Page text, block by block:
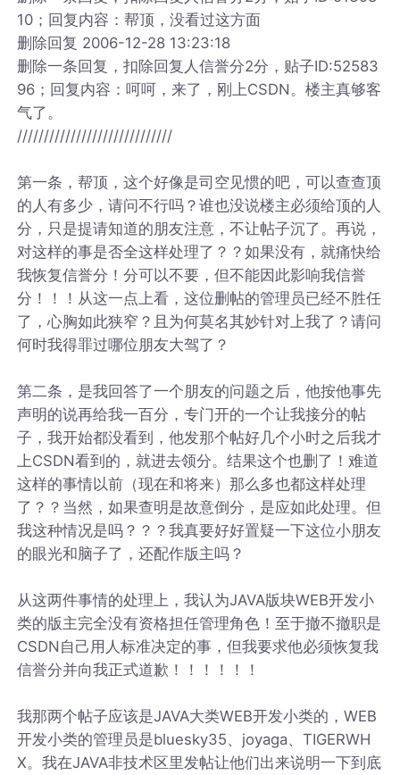
10；回复内容：帮顶，没看过这方面
删除回复 2006-12-28 13:23:18
删除一条回复，扣除回复人信誉分2分，贴子ID:52583
96；回复内容：呵呵，来了，刚上CSDN。楼主真够客
气了。
/////////////////////////////
第一条，帮顶，这个好像是司空见惯的吧，可以查查顶
的人有多少，请问不行吗？谁也没说楼主必须给顶的人
分，只是提请知道的朋友注意，不让帖子沉了。再说，
对这样的事是否全这样处理了？？如果没有，就痛快给
我恢复信誉分！分可以不要，但不能因此影响我信誉
分！！！从这一点上看，这位删帖的管理员已经不胜任
了，心胸如此狭窄？且为何莫名其妙针对上我了？请问
何时我得罪过哪位朋友大驾了？
第二条，是我回答了一个朋友的问题之后，他按他事先
声明的说再给我一百分，专门开的一个让我接分的帖
子，我开始都没看到，他发那个帖好几个小时之后我才
上CSDN看到的，就进去领分。结果这个也删了！难道
这样的事情以前（现在和将来）那么多也都这样处理
了？？当然，如果查明是故意倒分，是应如此处理。但
我这种情况是吗？？？我真要好好置疑一下这位小朋友
的眼光和脑子了，还配作版主吗？
从这两件事情的处理上，我认为JAVA版块WEB开发小
类的版主完全没有资格担任管理角色！至于撤不撤职是
CSDN自己用人标准决定的事，但我要求他必须恢复我
信誉分并向我正式道歉！！！！！！
我那两个帖子应该是JAVA大类WEB开发小类的，WEB
开发小类的管理员是bluesky35、joyaga、TIGERWH
X。我在JAVA非技术区里发帖让他们出来说明一下到底